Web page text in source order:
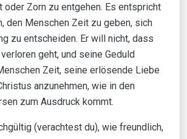
oder Zorn zu entgehen. Es entspricht
den Menschen Zeit zu geben, sich
zu entscheiden. Er will nicht, dass
geht, und seine Geduld
Zeit, seine erlösende Liebe
anzunehmen, wie in den
zum Ausdruck kommt.
(verachtest du), wie freundlich,